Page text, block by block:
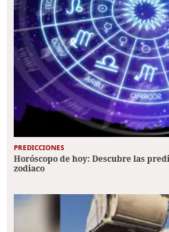
PREDICCIONES
Horóscopo de hoy: Descubre las
zodiaco